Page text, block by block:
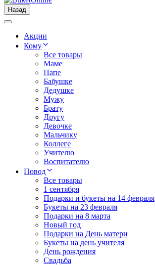
Назад
Акции
Кому
Все товары
Маме
Папе
Бабушке
Дедушке
Мужу
Брату
Другу
Девочке
Мальчику
Коллеге
Учителю
Воспитателю
Повод
Все товары
1 сентября
Подарки и букеты на 14 февраля
Букеты на 23 февраля
Подарки на 8 марта
Новый год
Подарки на День матери
Букеты на день учителя
День рождения
Свадьба